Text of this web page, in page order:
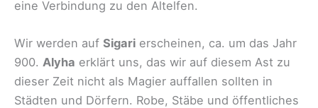
eine Verbindung zu den Altelfen.
Wir werden auf Sigari erscheinen, ca. um das Jahr
900. Alyha erklärt uns, das wir auf diesem Ast zu
dieser Zeit nicht als Magier auffallen sollten in
Städten und Dörfern. Robe, Stäbe und öffentliches